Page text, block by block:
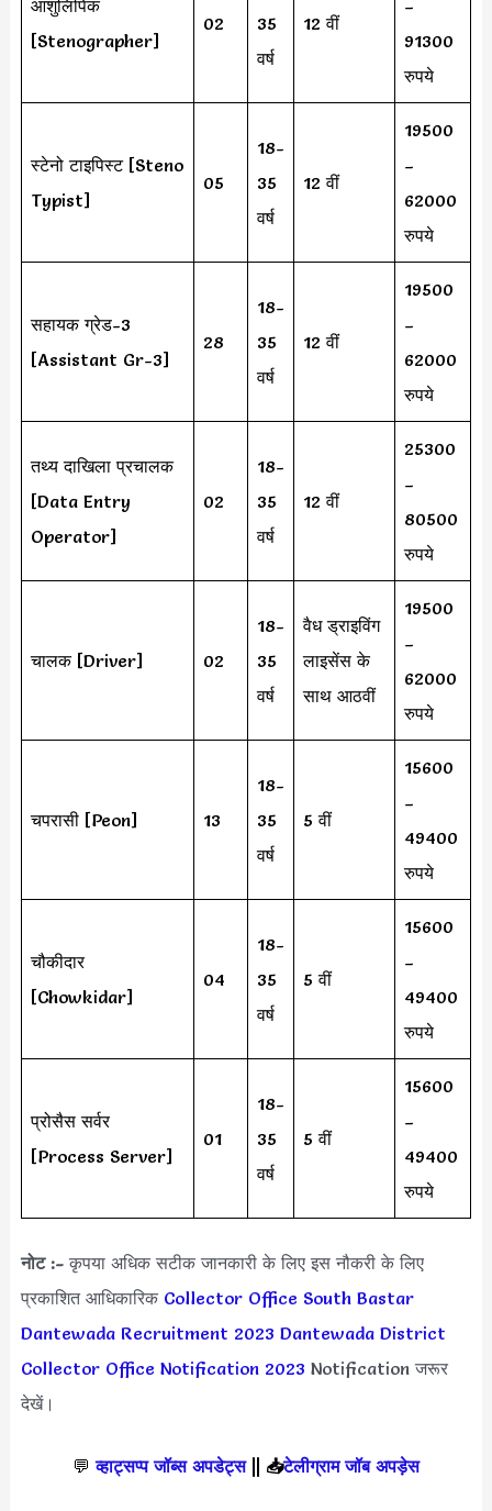
आशुलिपिक
[Stenographer]
02
35
वर्ष
12 वीं
–
91300
रुपये
स्टेनो टाइपिस्ट [Steno
Typist]
05
18-
35
वर्ष
12 वीं
19500
–
62000
रुपये
सहायक ग्रेड-3
[Assistant Gr-3]
28
18-
35
वर्ष
12 वीं
19500
–
62000
रुपये
तथ्य दाखिला प्रचालक
[Data Entry
Operator]
02
18-
35
वर्ष
12 वीं
25300
–
80500
रुपये
चालक [Driver] 02
18-
35
वर्ष
वैध ड्राइविंग
लाइसेंस के
साथ आठवीं
19500
–
62000
रुपये
चपरासी [Peon] 13
18-
35
वर्ष
5 वीं
15600
–
49400
रुपये
चौकीदार
[Chowkidar]
04
18-
35
वर्ष
5 वीं
15600
–
49400
रुपये
प्रोसैस सर्वर
[Process Server]
01
18-
35
वर्ष
5 वीं
15600
–
49400
रुपये
नोट :-कृपया अधिक सटीक जानकारी के लिए इस नौकरी के लिए
प्रकाशित आधिकारिक Collector Office South Bastar
Dantewada Recruitment 2023 Dantewada District
Collector Office Notification 2023 Notification जरूर
देखें।
💬 व्हाट्सप्प जॉब्स अपडेट्स|| 📥टेलीग्राम जॉब अपड़ेस